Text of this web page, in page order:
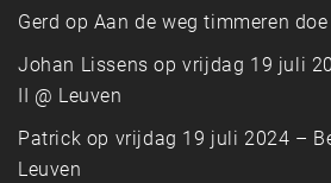
Gerd op Aan de weg timmeren
Johan Lissens opvrijdag 19 juli
II @ Leuven
Patrick op vrijdag 19 juli 2024 –
Leuven